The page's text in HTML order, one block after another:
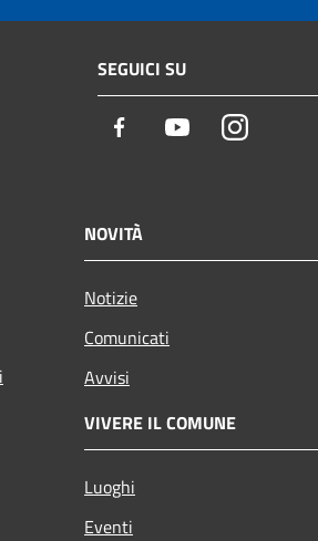
SEGUICI SU
Facebook YoutubeInstagram
NOVITÀ
Notizie
Comunicati
Avvisi
VIVERE IL COMUNE
Luoghi
Eventi